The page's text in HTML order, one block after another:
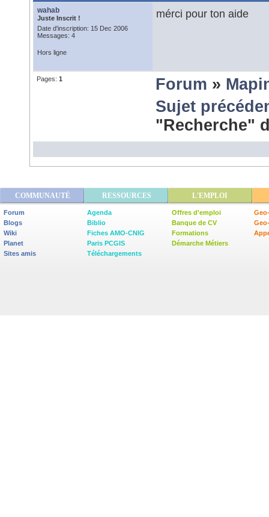
wahab
Juste Inscrit !
Date d'inscription: 15 Dec 2006
Messages: 4
mérci pour ton aide
Hors ligne
Pages: 1 Forum »
Sujet
"Recherche"
COMMUNAUTÉ RESSOURCES L'EMPLOI
Forum
Blogs
Wiki
Planet
Sites amis
Agenda
Biblio
Fiches AMO-CNIG
Paris PCGIS
Téléchargements
Offres d'emploi
Banque de CV
Formations
Démarche Métiers